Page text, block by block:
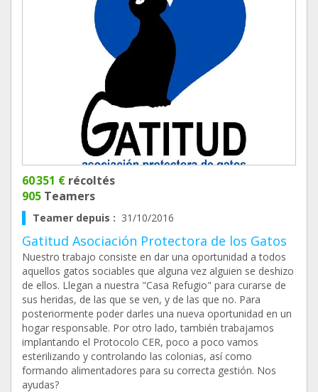
60 351 € récoltés
905 Teamers
Teamer depuis : 31/10/2016
Gatitud Asociación Protectora de los Gatos
Nuestro trabajo consiste en dar una oportunidad a todos
aquellos gatos sociables que alguna vez alguien se deshizo
de ellos. Llegan a nuestra "Casa Refugio" para curarse de
sus heridas, de las que se ven, y de las que no. Para
posteriormente poder darles una nueva oportunidad en un
hogar responsable. Por otro lado, también trabajamos
implantando el Protocolo CER, poco a poco vamos
esterilizando y controlando las colonias, así como
formando alimentadores para su correcta gestión. Nos
ayudas?